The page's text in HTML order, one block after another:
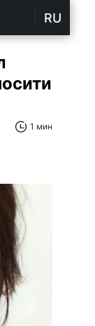
RU
1 мин